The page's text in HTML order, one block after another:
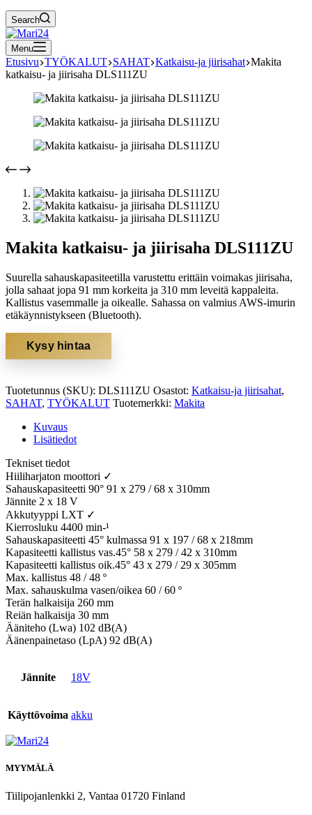
Search
Menu
Etusivu TYÖKALUT SAHAT Katkaisu-ja jiirisahat Makita
katkaisu- ja jiirisaha DLS111ZU
Makita katkaisu- ja jiirisaha DLS111ZU
Suurella sahauskapasiteetilla varustettu erittäin voimakas jiirisaha,
jolla sahaat jopa 91 mm korkeita ja 310 mm leveitä kappaleita.
Kallistus vasemmalle ja oikealle. Sahassa on valmius AWS-imurin
etäkäynnistykseen (Bluetooth).
Kysy hintaa
Tuotetunnus (SKU): DLS111ZU Osastot: Katkaisu-ja jiirisahat,
SAHAT, TYÖKALUT Tuotemerkki: Makita
Kuvaus
Lisätiedot
Tekniset tiedot
Hiiliharjaton moottori ✓
Sahauskapasiteetti 90° 91 x 279 / 68 x 310mm
Jännite 2 x 18 V
Akkutyyppi LXT ✓
Kierrosluku 4400 min-¹
Sahauskapasiteetti 45° kulmassa 91 x 197 / 68 x 218mm
Kapasiteetti kallistus vas.45° 58 x 279 / 42 x 310mm
Kapasiteetti kallistus oik.45° 43 x 279 / 29 x 305mm
Max. kallistus 48 / 48 º
Max. sahauskulma vasen/oikea 60 / 60 º
Terän halkaisija 260 mm
Reiän halkaisija 30 mm
Ääniteho (Lwa) 102 dB(A)
Äänenpainetaso (LpA) 92 dB(A)
Jännite 18V
Käyttövoima akku
MYYMÄLÄ
Tiilipojanlenkki 2, Vantaa 01720 Finland